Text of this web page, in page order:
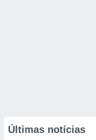
Últimas notícias